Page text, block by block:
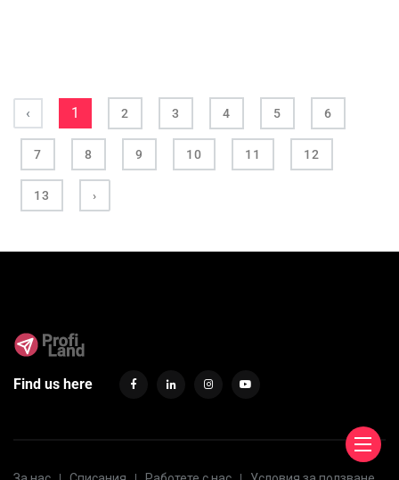
‹ 1 2 3 4 5 6
7 8 9 10 11 12
13 ›
Find us here